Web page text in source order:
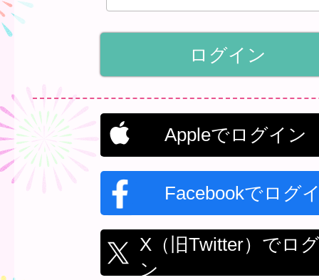
Appleでログイン
Facebookでログ
X（旧Twitter）でロ
ン